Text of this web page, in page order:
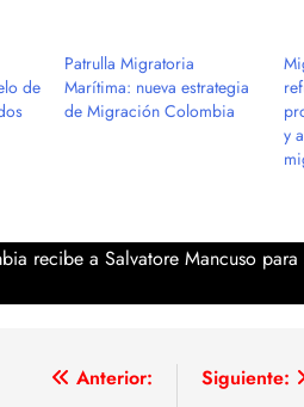
de
Patrulla Migratoria
Marítima: nueva estrategia
de Migración Colombia
y
recibe a Salvatore Mancuso
Anterior:
Siguiente: